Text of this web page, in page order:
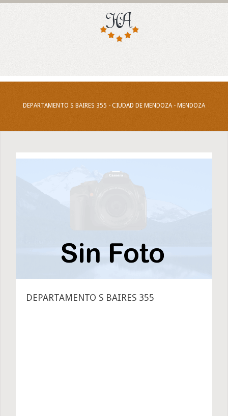
DEPARTAMENTO S BAIRES 355 - CIUDAD DE MENDOZA - MENDOZA
DEPARTAMENTO S BAIRES 355